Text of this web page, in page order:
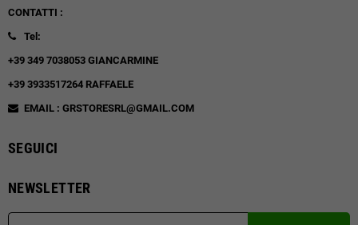
CONTATTI :
Tel:
+39 349 7038053 GIANCARMINE
+39 3933517264 RAFFAELE
EMAIL : GRSTORESRL@GMAIL.COM
SEGUICI
NEWSLETTER